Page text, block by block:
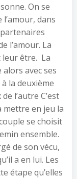
On se
dans
l’amour. La
leur être. La
avec ses
la deuxième
l’autre C’est
mettre en jeu la
se choisit
ensemble.
de son vécu,
a en lui. Les
étape qu’elles